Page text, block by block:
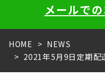
メールで
HOME
NEWS
2021年5月9日定期配